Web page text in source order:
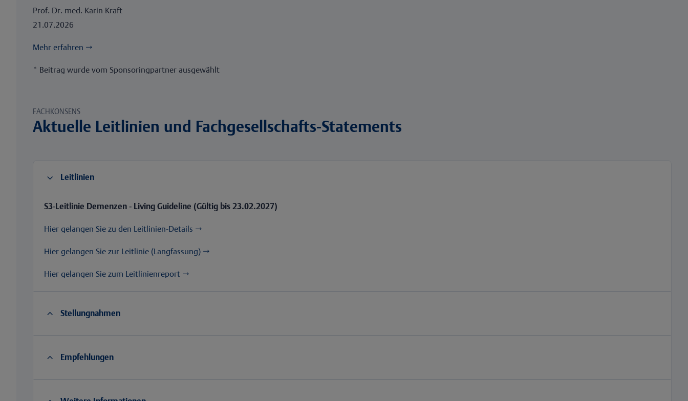
Prof. Dr. med. Karin Kraft
21.07.2026
Mehr erfahren →
* Beitrag wurde vom Sponsoringpartner ausgewählt
FACHKONSENS
Aktuelle Leitlinien und Fachgesellschafts-Statements
3 Leitlinien
S3-Leitlinie Demenzen - Living Guideline​ (Gültig bis 23.02.2027)
Hier gelangen Sie zu den Leitlinien-Details →
Hier gelangen Sie zur Leitlinie (Langfassung) →
Hier gelangen Sie zum Leitlinienreport →
2 Stellungnahmen
2 Empfehlungen